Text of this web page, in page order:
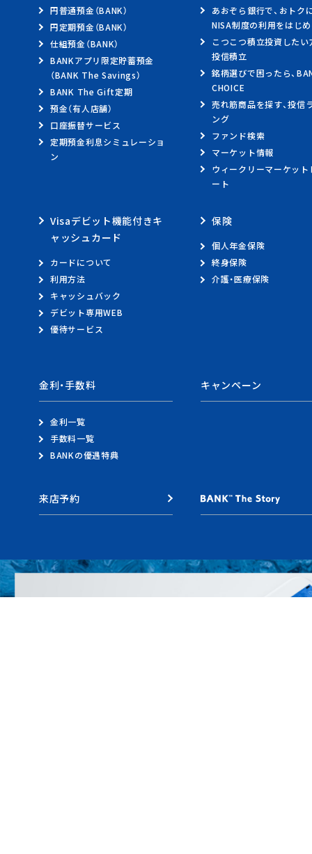
法人のお客さまへのお知
よく見られている
キーワード
機種変更
円普通預金（BANK）
円定期預金（BANK）
仕組預金（BANK）
BANKアプリ限定貯蓄預金
（BANK The Savings）
BANK The Gift定期
預金（有人店舗）
口座振替サービス
定期預金利息シミュレーショ
ン
あおぞら銀行で、おトク
NISA制度の利用をはじ
こつこつ積立投資したい
投信積立
銘柄選びで困ったら、
CHOICE
売れ筋商品を探す、投信
ング
ファンド検索
マーケット情報
ウィークリーマーケット
ート
Visaデビット機能付きキ
ャッシュカード
カードについて
利用方法
キャッシュバック
デビット専用WEB
優待サービス
保険
個人年金保険
終身保険
介護・医療保険
金利・手数料
金利一覧
手数料一覧
BANKの優遇特典
キャンペーン
来店予約